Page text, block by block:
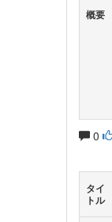
概要
0
タイ
トル